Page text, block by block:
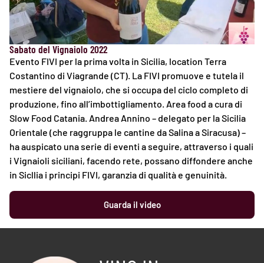
Sabato del Vignaiolo 2022
Evento FIVI per la prima volta in Sicilia, location Terra
Costantino di Viagrande (CT). La FIVI promuove e tutela il
mestiere del vignaiolo, che si occupa del ciclo completo di
produzione, fino all’imbottigliamento. Area food a cura di
Slow Food Catania. Andrea Annino – delegato per la Sicilia
Orientale (che raggruppa le cantine da Salina a Siracusa) –
ha auspicato una serie di eventi a seguire, attraverso i quali
i Vignaioli siciliani, facendo rete, possano diffondere anche
in Sicllia i principi FIVI, garanzia di qualità e genuinità.
Guarda il video